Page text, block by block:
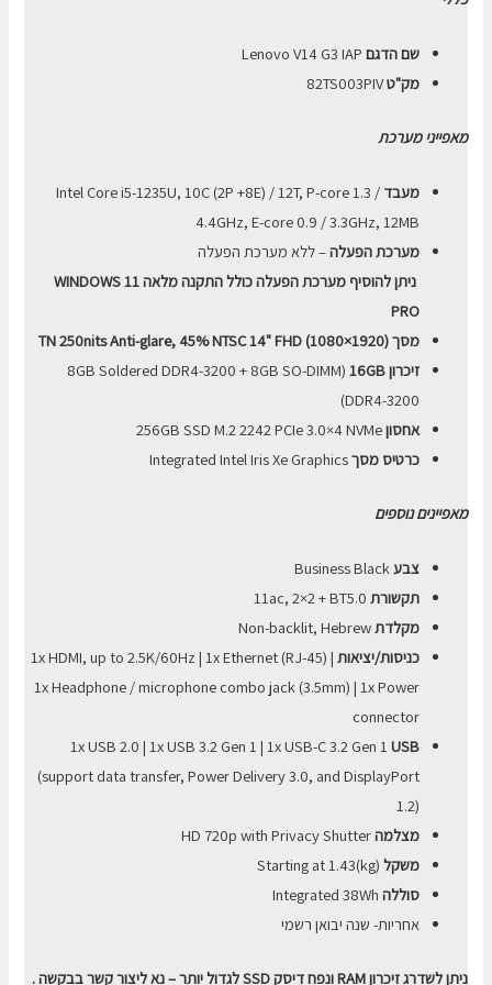
שם הדגם Lenovo V14 G3 IAP
מק"ט82TS003PIV
מאפייני מערכת
מעבדIntel Core i5-1235U, 10C (2P +8E) / 12T, P-core 1.3 /
4.4GHz, E-core 0.9 / 3.3GHz, 12MB
מערכת הפעלה– ללא מערכת הפעלה
ניתן להוסיף מערכת הפעלה כולל התקנה מלאה WINDOWS 11
PRO
מסך (1920×1080) TN 250nits Anti-glare, 45% NTSC 14" FHD
זיכרון 16GB
(
8GB Soldered DDR4-3200 + 8GB SO-DIMM
DDR4-3200)
אחסון256GB SSD M.2 2242 PCIe 3.0×4 NVMe
כרטיס מסךIntegrated Intel Iris Xe Graphics
מאפיינים נוספים
צבעBusiness Black
תקשורת 11ac, 2×2 + BT5.0
מקלדתNon-backlit, Hebrew
כניסות/יציאות 1x HDMI, up to 2.5K/60Hz | 1x Ethernet (RJ-45) |
1x Headphone / microphone combo jack (3.5mm) | 1x Power
connector
USB
1x USB 2.0 | 1x USB 3.2 Gen 1 | 1x USB-C 3.2 Gen 1
(support data transfer, Power Delivery 3.0, and DisplayPort
1.2)
מצלמהHD 720p with Privacy Shutter
משקל (kg)
Starting at 1.43
סוללה Integrated 38Wh
אחריות- שנה יבואן רשמי
ניתן לשדרג זיכרון RAM ונפח דיסק SSD לגדול יותר – נא ליצור קשר בבקשה .